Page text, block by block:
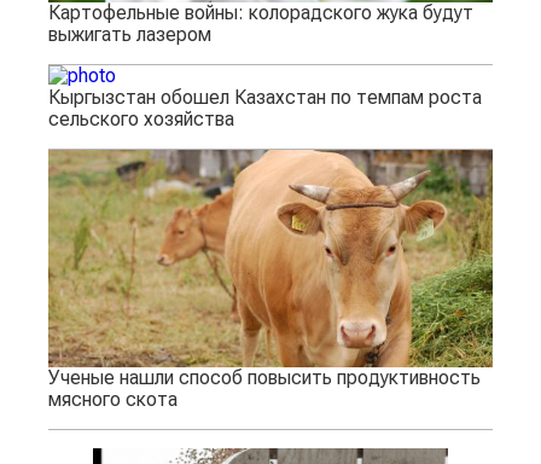
Картофельные войны: колорадского жука будут
выжигать лазером
Кыргызстан обошел Казахстан по темпам роста
сельского хозяйства
Ученые нашли способ повысить продуктивность
мясного скота